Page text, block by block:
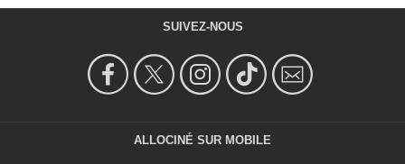
SUIVEZ-NOUS
ALLOCINÉ SUR MOBILE